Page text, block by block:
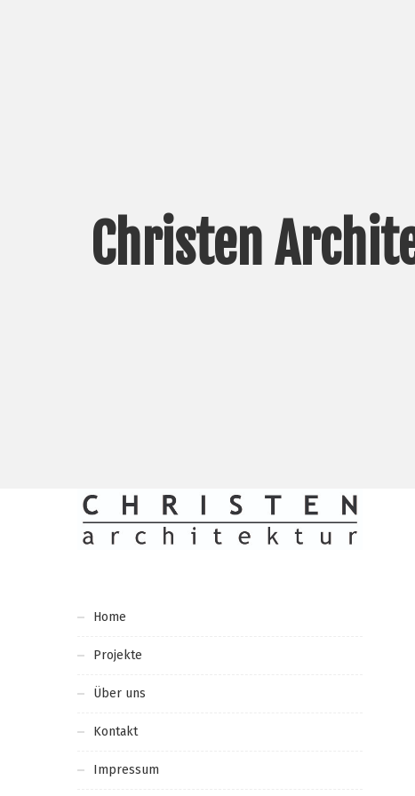
Christen
Home
Projekte
Über uns
Kontakt
Impressum